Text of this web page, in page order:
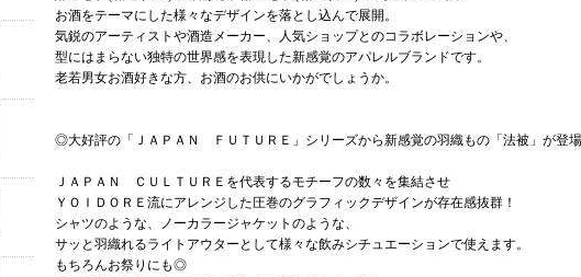
お酒をテーマにした様々なデザインを落とし込んで展開。
気鋭のアーティストや酒造メーカー、人気ショップとのコラボレーションや、
型にはまらない独特の世界感を表現した新感覚のアパレルブランドです。
老若男女お酒好きな方、お酒のお供にいかがでしょうか。
◎大好評の「ＪＡＰＡＮ ＦＵＴＵＲＥ」シリーズから新感覚の羽織もの「法被」が登
ＪＡＰＡＮ ＣＵＬＴＵＲＥを代表するモチーフの数々を集結させ
ＹＯＩＤＯＲＥ流にアレンジした圧巻のグラフィックデザインが存在感抜群！
シャツのような、ノーカラージャケットのような、
サッと羽織れるライトアウターとして様々な飲みシチュエーションで使えます。
もちろんお祭りにも◎